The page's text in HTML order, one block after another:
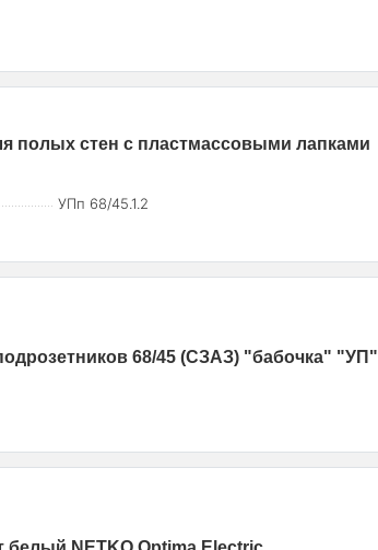
полых стен с пластмассовыми лапками
УПп 68/45.1.2
68/45 (СЗАЗ) "бабочка" "УП"